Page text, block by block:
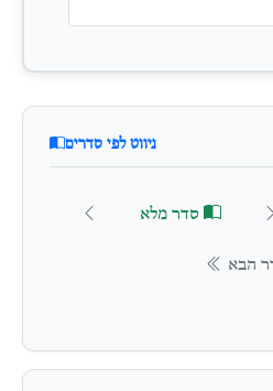
ניווט לפי סדרים
סדר מלא
הבא